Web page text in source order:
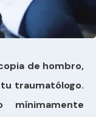
de hombro,
traumatólogo.
mínimamente